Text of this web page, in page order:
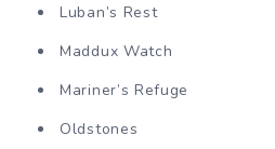
Luban’s Rest
Maddux Watch
Mariner’s Refuge
Oldstones